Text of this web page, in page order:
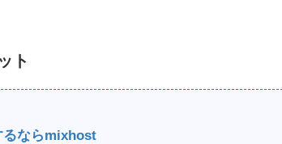
ト
るならmixhost